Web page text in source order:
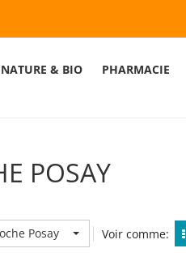
NATURE & BIO PHARMACIE
POSAY
Posay Voir comme: